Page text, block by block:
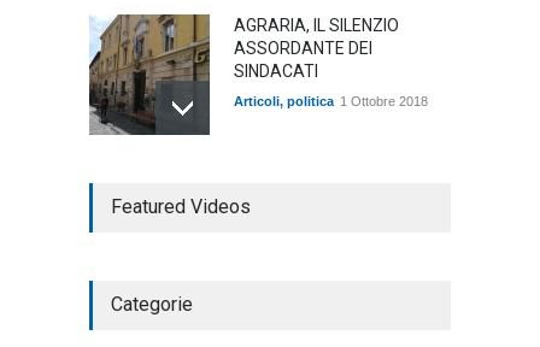
AGRARIA, IL SILENZIO
ASSORDANTE DEI
SINDACATI
Articoli, politica 1 Ottobre 2018
COMMEDIA"
Featured Videos
Categorie